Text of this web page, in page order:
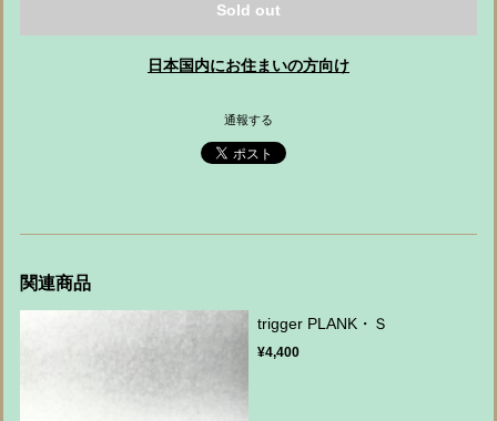
Sold out
日本国内にお住まいの方向け
通報する
関連商品
trigger PLANK・Ｓ
¥4,400